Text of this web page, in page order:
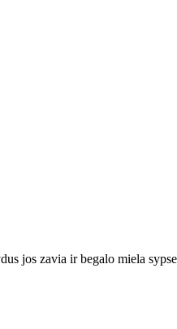
jos zavia ir begalo miela